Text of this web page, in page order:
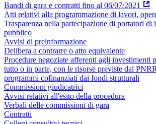
Bandi di gara e contratti fino al 06/07/2021
Atti relativi alla programmazione di lavori,
Trasparenza nella partecipazione di portatori di
pubblico
Avvisi di preinformazione
Delibera a contrarre o atto equivalente
Procedure negoziate afferenti agli investimenti
tutto o in parte, con le risorse previste dal
programmi cofinanziati dai fondi strutturali
Commissioni giudicatrici
Avvisi relativi all'esito della procedura
Verbali delle commissioni di gara
Contratti